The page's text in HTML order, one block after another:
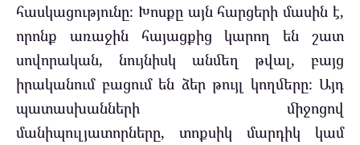
հասկացությունը։ Խոսքը այն հարցերի մասին է,
որոնք առաջին հայացքից կարող են շատ
սովորական, նույնիսկ անմեղ թվալ, բայց
իրականում բացում են ձեր թույլ կողմերը։ Այդ
պատասխանների միջոցով
մանիպուլյատորները, տոքսիկ մարդիկ կամ